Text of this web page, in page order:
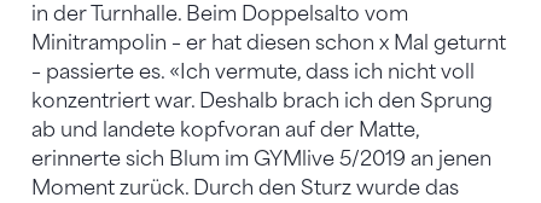
in der Turnhalle. Beim Doppelsalto vom
Minitrampolin – er hat diesen schon x Mal geturnt
– passierte es. «Ich vermute, dass ich nicht voll
konzentriert war. Deshalb brach ich den Sprung
ab und landete kopfvoran auf der Matte,
erinnerte sich Blum im GYMlive 5/2019 an jenen
Moment zurück. Durch den Sturz wurde das